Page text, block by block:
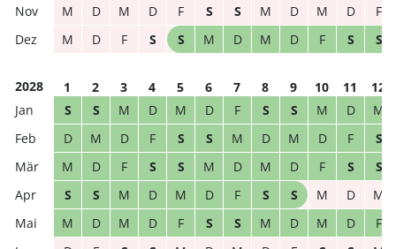
M
D M D F S S M D M D
F
M
D F S S M D M D F S S
2028 1 2 3 4 5 6 7 8 9 10 11
12
S
S M D M D F S S M D
M
D
M D F S S M D M D F
S
M
D F S S M D M D F S
S
S
S M D M D F S S M D
M
M
D M D F S S M D M D
F